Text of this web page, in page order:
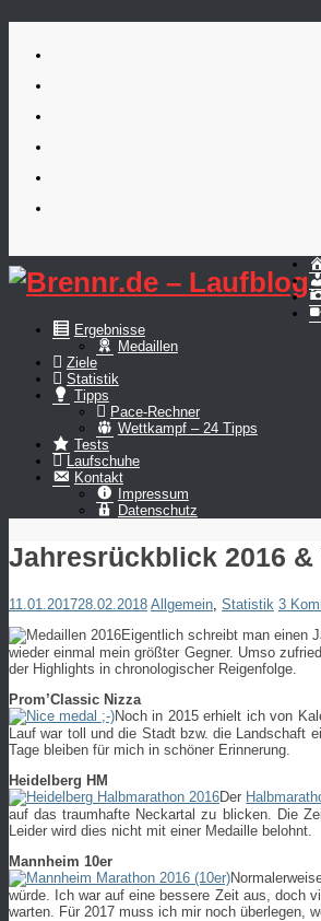
content
Ergebnisse
Medaillen
Ziele
Statistik
Tipps
Pace-Rechner
Wettkampf – 24 Tipps
Tests
Laufschuhe
Kontakt
Impressum
Datenschutz
Jahresrückblick 2016 &
11.01.201728.02.2018 Allgemein Statistik 3
Eigentlich schreibt man einen
wieder einmal mein größter Gegner. Umso
der Highlights in chronologischer Reigenfolge.
Prom’Classic Nizza
Noch in 2015 erhielt ich von
Lauf war toll und die Stadt bzw. die Landschaft
Tage bleiben für mich in schöner Erinnerung.
Heidelberg HM
Der
auf das traumhafte Neckartal zu blicken. Die
Leider wird dies nicht mit einer Medaille belohnt.
Mannheim 10er
würde. Ich war auf eine bessere Zeit aus, doch
warten. Für 2017 muss ich mir noch überlegen,